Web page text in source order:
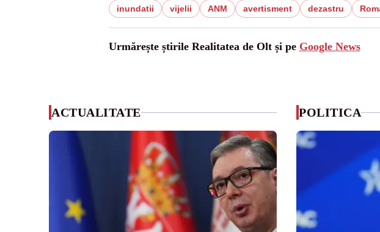
inundatii vijelii ANM avertisment dezastru
Urmărește știrile Realitatea de Olt și pe Google News
ACTUALITATE POLITICA